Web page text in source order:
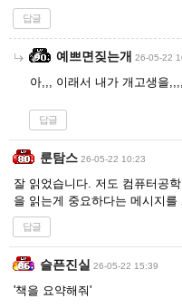
답글
예쁘면짖는개 26-05-22
아,,, 이래서 내가 개고생을,,,,
답글
룬탐스 26-05-22 10:23
잘 읽었습니다. 저도 컴퓨터공
을 읽는게 중요하다는 메시지를
답글
슬픈진실 26-05-22 15:39
'책을 요약해줘'